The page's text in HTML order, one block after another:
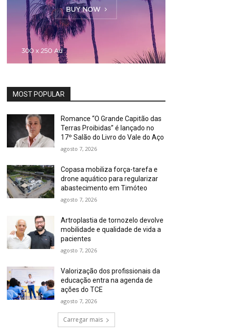
MOST POPULAR
Romance “O Grande Capitão das
Terras Proibidas” é lançado no
17º Salão do Livro do Vale do Aço
agosto 7, 2026
Copasa mobiliza força-tarefa e
drone aquático para regularizar
abastecimento em Timóteo
agosto 7, 2026
Artroplastia de tornozelo devolve
mobilidade e qualidade de vida a
pacientes
agosto 7, 2026
Valorização dos profissionais da
educação entra na agenda de
ações do TCE
agosto 7, 2026
Carregar mais